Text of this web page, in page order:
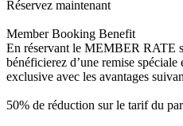
Réservez maintenant
Member Booking Benefit
En réservant le MEMBER RATE
bénéficierez d’une remise
exclusive avec les avantages
50% de réduction sur le tarif du